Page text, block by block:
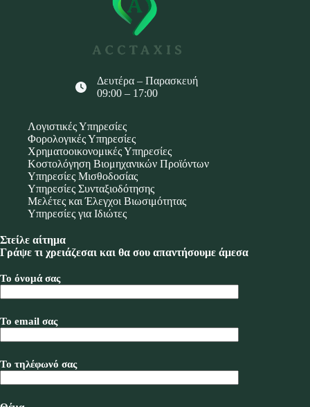
Δευτέρα – Παρασκευή
09:00 – 17:00
Λογιστικές Υπηρεσίες
Φορολογικές Υπηρεσίες
Χρηματοοικονομικές Υπηρεσίες
Κοστολόγηση Βιομηχανικών Προϊόντων
Υπηρεσίες Μισθοδοσίας
Υπηρεσίες Συνταξιοδότησης
Μελέτες και Έλεγχοι Βιωσιμότητας
Υπηρεσίες για Ιδιώτες
Στείλε αίτημα
Γράψε τι χρειάζεσαι και θα σου απαντήσουμε άμεσα
Το όνομά σας
Το email σας
Το τηλέφωνό σας